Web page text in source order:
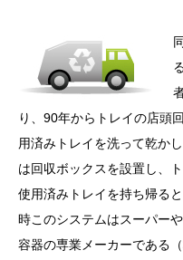
り、90年からトレイの店頭
用済みトレイを洗って乾か
は回収ボックスを設置し、
使用済みトレイを持ち帰る
時このシステムはスーパー
容器の専業メーカーである